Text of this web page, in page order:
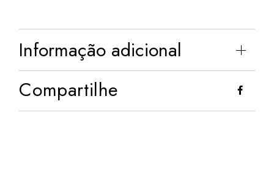
Informação adicional
Compartilhe